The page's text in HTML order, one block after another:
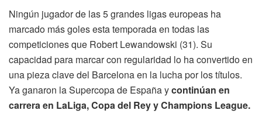
Ningún jugador de las 5 grandes ligas europeas ha
marcado más goles esta temporada en todas las
competiciones que Robert Lewandowski (31). Su
capacidad para marcar con regularidad lo ha convertido en
una pieza clave del Barcelona en la lucha por los títulos.
Ya ganaron la Supercopa de España ycontinúan en
carrera en LaLiga, Copa del Rey y Champions League.